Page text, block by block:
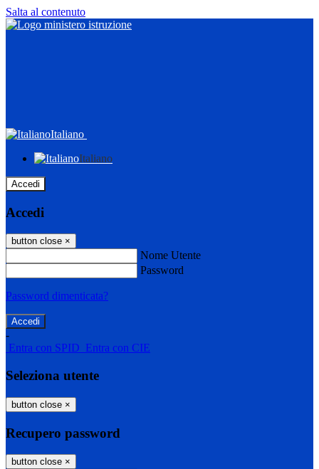
Salta al contenuto
Italiano
Italiano
Accedi
Accedi
button close ×
Nome Utente
Password
Password dimenticata?
-
Entra con SPID Entra con CIE
Seleziona utente
button close ×
Recupero password
button close ×